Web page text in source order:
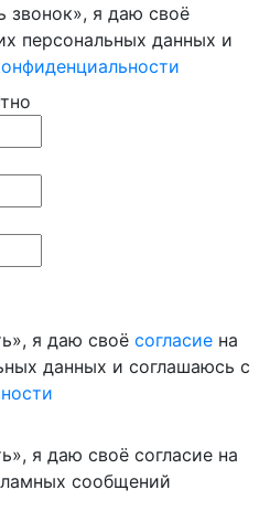
звонок», я даю своё
персональных данных и
я даю своё согласие на
данных и соглашаюсь с
я даю своё согласие на
сообщений